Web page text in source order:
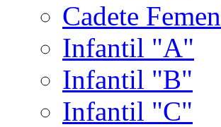
Cadete
Infantil "A"
Infantil "B"
Infantil "C"